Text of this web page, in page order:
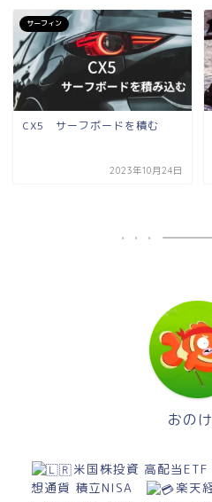
サーフィン
CX5 サーフボードを積む
2023年10月24日
おの
米国株投資 高配当
想通貨 積立NISA
楽天